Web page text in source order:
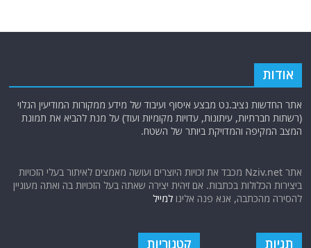
אודות
אתר החדשות נציב.נט מבצע איסוף ועיבוד של מידע ממקורות המודיעין הגלוי
(רשתות חברתיות, עיתונות, עדויות מקומיות ועוד) על מנת להביא את תמונת
המצב המקיפה והמדויקת ביותר של השטח.
אתר Nziv.net מכבד את זכויות היוצרים ועושה מאמצים לאיתור בעלי הזכויות
ביצירות הכלולות בכתבות. אם זיהית יצירה שאתה בעל הזכויות בה ואתה מעוניין
להסירה מהכתבה, אנא פנה אלינולמייל
תגיות קטגוריות